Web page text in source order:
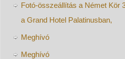
Fotó-összeállítás a Német Kör
a Grand Hotel Palatinusban,
Meghívó
Meghívó